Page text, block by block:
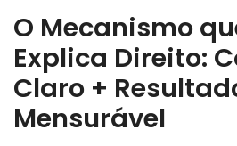
O Mecanismo
Explica Direito:
Claro +
Mensurável